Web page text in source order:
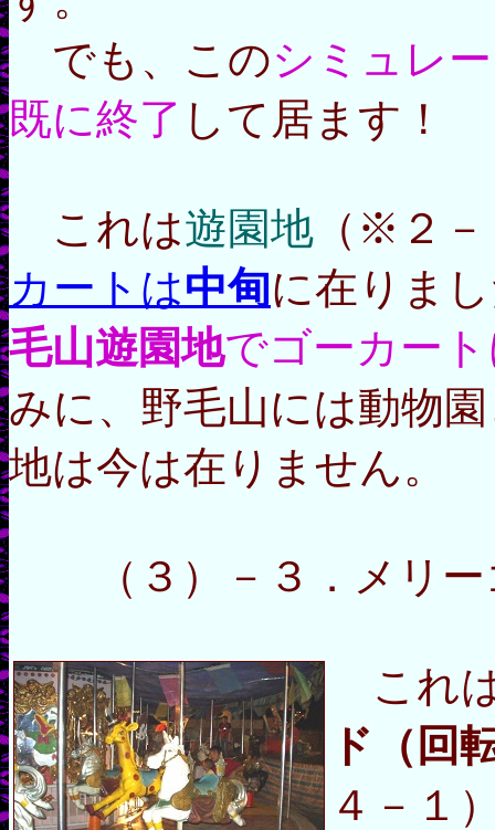
でも、このシミュレ
既に終了 して居ます！
これは遊園地 （※２
カートは中甸に在りま
毛山遊園地でゴーカー
みに、野毛山には動物
地は今は在りません。
（３）－３．メリー
これ
ド（回
４－１